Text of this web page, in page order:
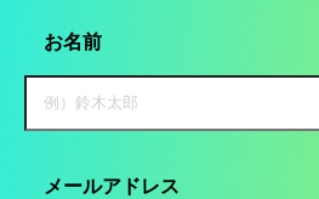
お名前
メールアドレス